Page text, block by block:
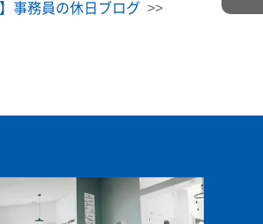
】事務員の休日ブログ >>